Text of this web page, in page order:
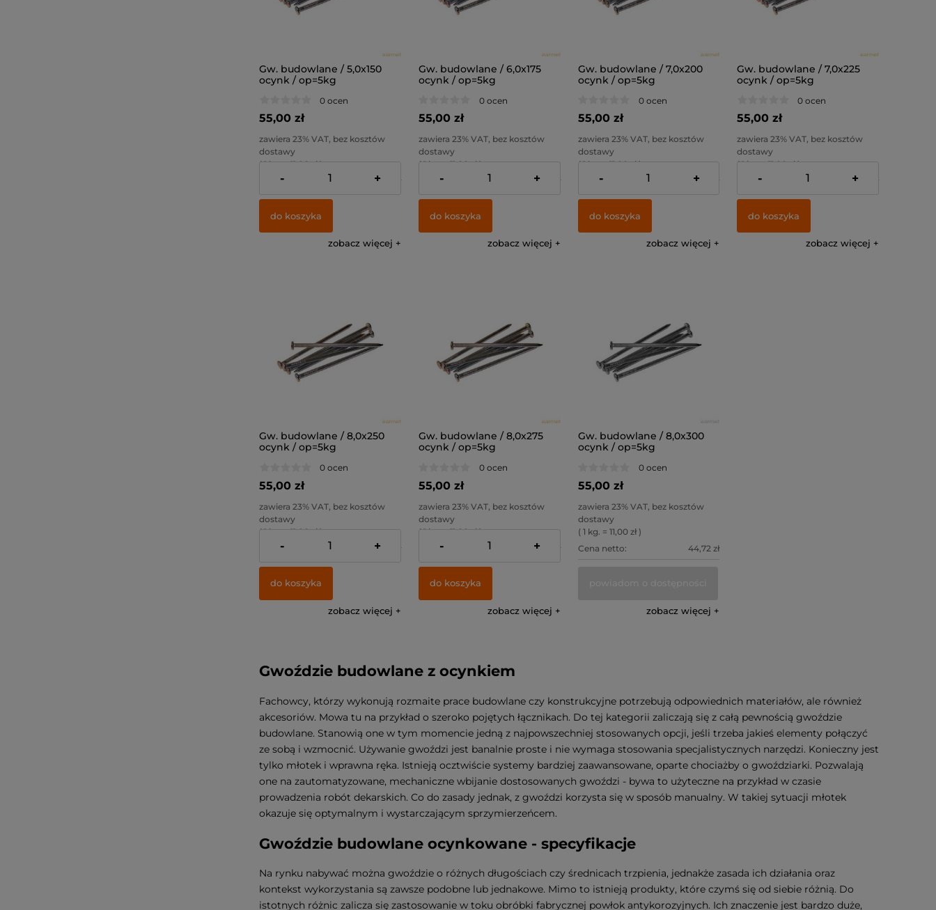
Gw. budowlane / 5,0x150
ocynk / op=5kg
0 ocen
55,00 zł
zawiera 23% VAT, bez kosztów
dostawy
( 1 kg. = 11,00 zł )
Cena netto:
44,72 zł
- +
do koszyka
zobacz więcej
Gw. budowlane / 6,0x175
ocynk / op=5kg
0 ocen
55,00 zł
zawiera 23% VAT, bez kosztów
dostawy
( 1 kg. = 11,00 zł )
Cena netto:
44,72 zł
- +
do koszyka
zobacz więcej
Gw. budowlane / 7,0x200
ocynk / op=5kg
0 ocen
55,00 zł
zawiera 23% VAT, bez kosztów
dostawy
( 1 kg. = 11,00 zł )
Cena netto:
44,72 zł
- +
do koszyka
zobacz więcej
Gw. budowlane / 7,0x225
ocynk / op=5kg
0 ocen
55,00 zł
zawiera 23% VAT, bez kosztów
dostawy
( 1 kg. = 11,00 zł )
Cena netto:
44,72 zł
- +
do koszyka
zobacz więcej
Gw. budowlane / 8,0x250
ocynk / op=5kg
0 ocen
55,00 zł
zawiera 23% VAT, bez kosztów
dostawy
( 1 kg. = 11,00 zł )
Cena netto:
44,72 zł
- +
do koszyka
zobacz więcej
Gw. budowlane / 8,0x275
ocynk / op=5kg
0 ocen
55,00 zł
zawiera 23% VAT, bez kosztów
dostawy
( 1 kg. = 11,00 zł )
Cena netto:
44,72 zł
- +
do koszyka
zobacz więcej
Gw. budowlane / 8,0x300
ocynk / op=5kg
0 ocen
55,00 zł
zawiera 23% VAT, bez kosztów
dostawy
( 1 kg. = 11,00 zł )
Cena netto:
44,72 zł
zobacz więcej
Gwoździe budowlane z ocynkiem
Fachowcy, którzy wykonują rozmaite prace budowlane czy konstrukcyjne potrzebują odpowiednich materiałów, ale również
akcesoriów. Mowa tu na przykład o szeroko pojętych łącznikach. Do tej kategorii zaliczają się z całą pewnością gwoździe
budowlane. Stanowią one w tym momencie jedną z najpowszechniej stosowanych opcji, jeśli trzeba jakieś elementy połączyć
ze sobą i wzmocnić. Używanie gwoździ jest banalnie proste i nie wymaga stosowania specjalistycznych narzędzi. Konieczny jest
tylko młotek i wprawna ręka. Istnieją ocztwiście systemy bardziej zaawansowane, oparte chociażby o gwoździarki. Pozwalają
one na zautomatyzowane, mechaniczne wbijanie dostosowanych gwoździ - bywa to użyteczne na przykład w czasie
prowadzenia robót dekarskich. Co do zasady jednak, z gwoździ korzysta się w sposób manualny. W takiej sytuacji młotek
okazuje się optymalnym i wystarczającym sprzymierzeńcem.
Gwoździe budowlane ocynkowane - specyfikacje
Na rynku nabywać można gwoździe o różnych długościach czy średnicach trzpienia, jednakże zasada ich działania oraz
kontekst wykorzystania są zawsze podobne lub jednakowe. Mimo to istnieją produkty, które czymś się od siebie różnią. Do
istotnych różnic zalicza się zastosowanie w toku obróbki fabrycznej powłok antykorozyjnych. Ich znaczenie jest bardzo duże,